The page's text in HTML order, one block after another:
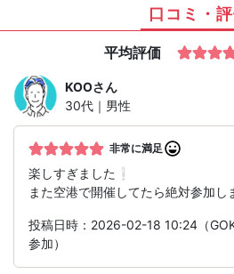
口コミ・
平均評価
KOOさん
30代｜男性
非常に満足
楽しすぎました❕
また空港で開催してたら絶対参加し
投稿日時：2026-02-18 10:24（
参加）